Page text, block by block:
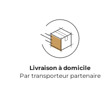
Livraison à domicile
Par transporteur partenaire